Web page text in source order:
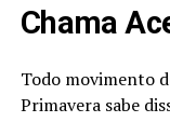
Chama
Todo movimento
Primavera sabe